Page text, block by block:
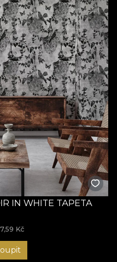
IN WHITE TAPETA
Kč